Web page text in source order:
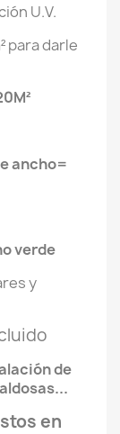
U.V.
para darle
ancho=
verde
y
de
en